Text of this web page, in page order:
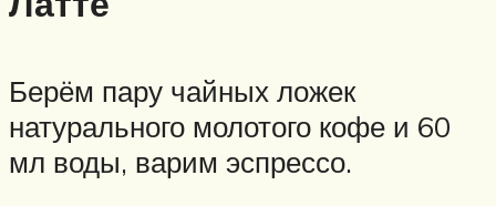
Берём пару чайных ложек
натурального молотого кофе и 60
мл воды, варим эспрессо.